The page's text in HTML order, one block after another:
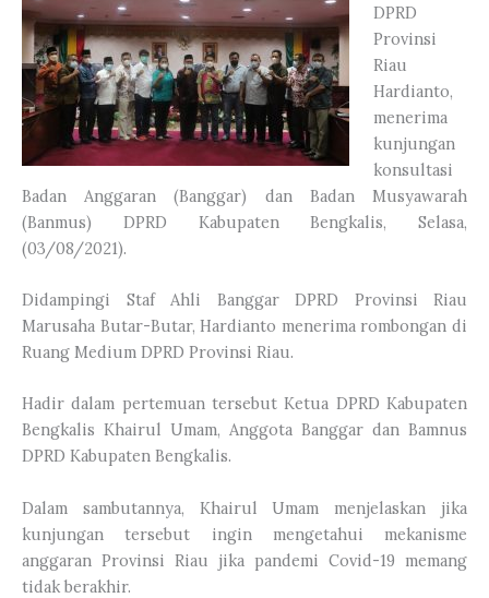
DPRD
Provinsi
Riau
Hardianto,
menerima
kunjungan
konsultasi
Badan Anggaran (Banggar) dan Badan Musyawarah
(Banmus) DPRD Kabupaten Bengkalis, Selasa,
(03/08/2021).
Didampingi Staf Ahli Banggar DPRD Provinsi Riau
Marusaha Butar-Butar, Hardianto menerima rombongan di
Ruang Medium DPRD Provinsi Riau.
Hadir dalam pertemuan tersebut Ketua DPRD Kabupaten
Bengkalis Khairul Umam, Anggota Banggar dan Bamnus
DPRD Kabupaten Bengkalis.
Dalam sambutannya, Khairul Umam menjelaskan jika
kunjungan tersebut ingin mengetahui mekanisme
anggaran Provinsi Riau jika pandemi Covid-19 memang
tidak berakhir.